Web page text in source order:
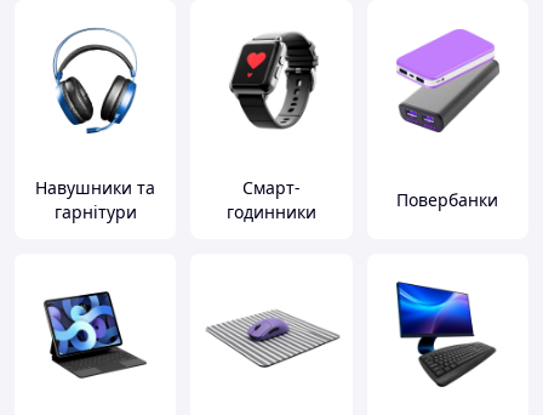
Навушники та
гарнітури
Смарт-
годинники
Повербанки